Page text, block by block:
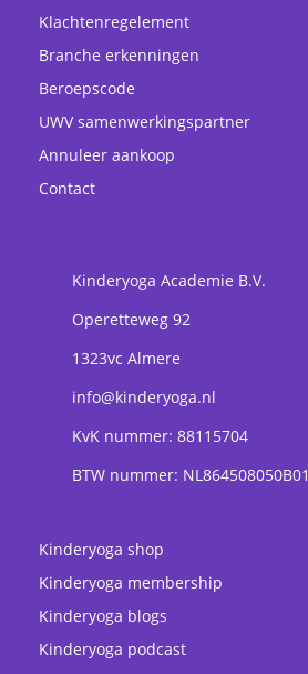
Klachtenregelement
Branche erkenningen
Beroepscode
UWV samenwerkingspartner
Annuleer aankoop
Contact
Kinderyoga Academie B.V.
Operetteweg 92
1323vc Almere
info@kinderyoga.nl
KvK nummer: 88115704
BTW nummer: NL864508050B01
Kinderyoga shop
Kinderyoga membership
Kinderyoga blogs
Kinderyoga podcast